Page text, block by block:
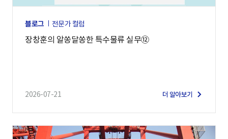
블로그 전문가 컬럼
장창훈의 알쏭달쏭한 특수물류 실무⑫
2026-07-21 더 알아보기